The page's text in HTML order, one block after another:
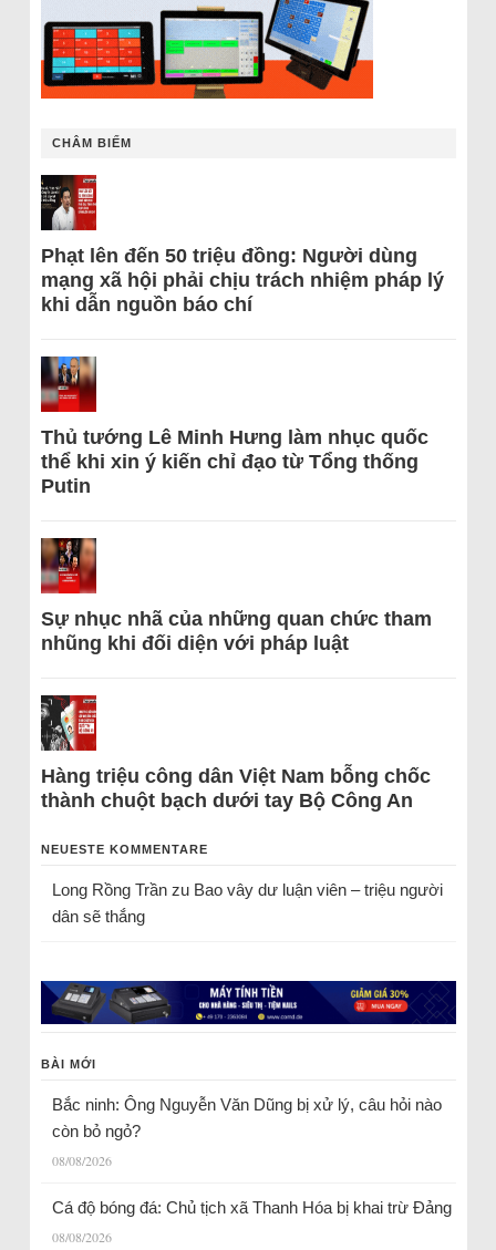
CHÂM BIẾM
Phạt lên đến 50 triệu đồng: Người dùng
mạng xã hội phải chịu trách nhiệm pháp lý
khi dẫn nguồn báo chí
Thủ tướng Lê Minh Hưng làm nhục quốc
thể khi xin ý kiến chỉ đạo từ Tổng thống
Putin
Sự nhục nhã của những quan chức tham
nhũng khi đối diện với pháp luật
Hàng triệu công dân Việt Nam bỗng chốc
thành chuột bạch dưới tay Bộ Công An
NEUESTE KOMMENTARE
Long Rồng Trầnzu Bao vây dư luận viên – triệu người
dân sẽ thắng
BÀI MỚI
Bắc ninh: Ông Nguyễn Văn Dũng bị xử lý, câu hỏi nào
còn bỏ ngỏ?
08/08/2026
Cá độ bóng đá: Chủ tịch xã Thanh Hóa bị khai trừ Đảng
08/08/2026